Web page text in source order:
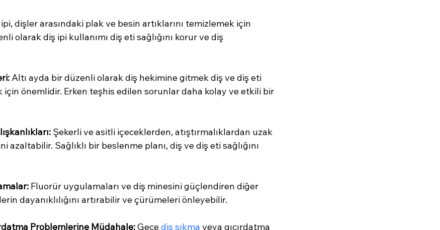
dişler arasındaki plak ve besin artıklarını temizlemek için
olarak diş ipi kullanımı diş eti sağlığını korur ve diş
Altı ayda bir düzenli olarak diş hekimine gitmek diş ve diş eti
için önemlidir. Erken teşhis edilen sorunlar daha kolay ve etkili bir
Şekerli ve asitli içeceklerden, atıştırmalıklardan uzak
Sağlıklı bir beslenme planı, diş ve diş eti sağlığını
Fluorür uygulamaları ve diş minesini güçlendiren diğer
dayanıklılığını artırabilir ve çürümeleri önleyebilir.
Problemlerine Müdahale: Gece diş sıkma veya gıcırdatma